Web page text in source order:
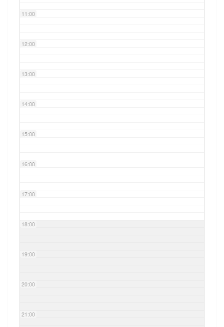
11:00
12:00
13:00
14:00
15:00
16:00
17:00
18:00
19:00
20:00
21:00